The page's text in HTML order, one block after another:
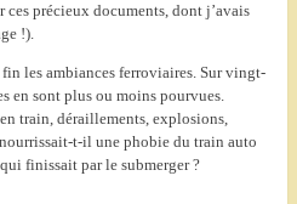
précieux documents, dont j’avais
!).
les ambiances ferroviaires. Sur vingt-
en sont plus ou moins pourvues.
train, déraillements, explosions,
t-il une phobie du train auto
finissait par le submerger ?